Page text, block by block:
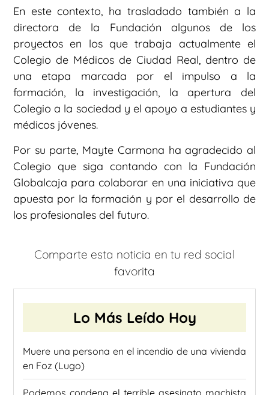
En este contexto, ha trasladado también a la
directora de la Fundación algunos de los
proyectos en los que trabaja actualmente el
Colegio de Médicos de Ciudad Real, dentro de
una etapa marcada por el impulso a la
formación, la investigación, la apertura del
Colegio a la sociedad y el apoyo a estudiantes y
médicos jóvenes.
Por su parte, Mayte Carmona ha agradecido al
Colegio que siga contando con la Fundación
Globalcaja para colaborar en una iniciativa que
apuesta por la formación y por el desarrollo de
los profesionales del futuro.
Comparte esta noticia en tu red social
favorita
Lo Más Leído Hoy
Muere una persona en el incendio de una vivienda
en Foz (Lugo)
Podemos condena el terrible asesinato machista